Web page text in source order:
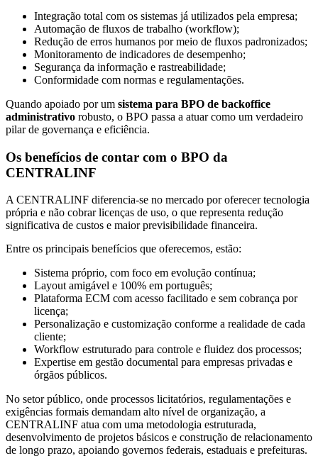
Geral
de
Proteção
de
Dados
Blog
Contato
Orçamento
Trabalhe
Conosco
X
Integração total com os sistemas já utilizados pela empresa;
Automação de fluxos de trabalho (workflow);
Redução de erros humanos por meio de fluxos padronizados;
Monitoramento de indicadores de desempenho;
Segurança da informação e rastreabilidade;
Conformidade com normas e regulamentações.
Quando apoiado por um sistema para BPO de backoffice
administrativo robusto, o BPO passa a atuar como um verdadeiro
pilar de governança e eficiência.
Os benefícios de contar com o BPO da
CENTRALINF
A CENTRALINF diferencia-se no mercado por oferecer tecnologia
própria e não cobrar licenças de uso, o que representa redução
significativa de custos e maior previsibilidade financeira.
Entre os principais benefícios que oferecemos, estão:
Sistema próprio, com foco em evolução contínua;
Layout amigável e 100% em português;
Plataforma ECM com acesso facilitado e sem cobrança por
licença;
Personalização e customização conforme a realidade de cada
cliente;
Workflow estruturado para controle e fluidez dos processos;
Expertise em gestão documental para empresas privadas e
órgãos públicos.
No setor público, onde processos licitatórios, regulamentações e
exigências formais demandam alto nível de organização, a
CENTRALINF atua com uma metodologia estruturada,
desenvolvimento de projetos básicos e construção de relacionamento
de longo prazo, apoiando governos federais, estaduais e prefeituras.